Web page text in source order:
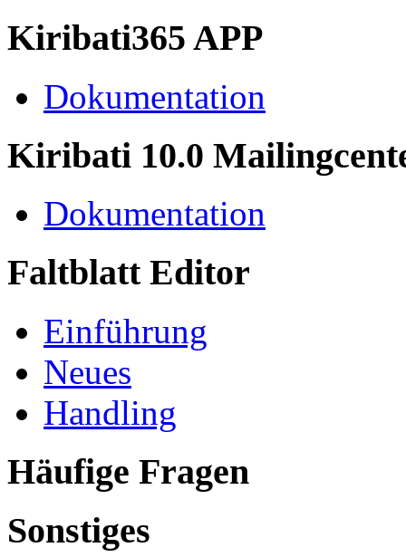
Kiribati365 APP
Dokumentation
Kiribati 10.0
Dokumentation
Faltblatt Editor
Einführung
Neues
Handling
Häufige Fragen
Sonstiges